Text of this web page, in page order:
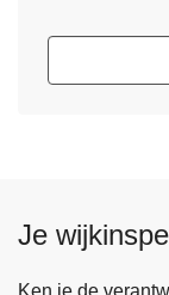
Je
Ken je de